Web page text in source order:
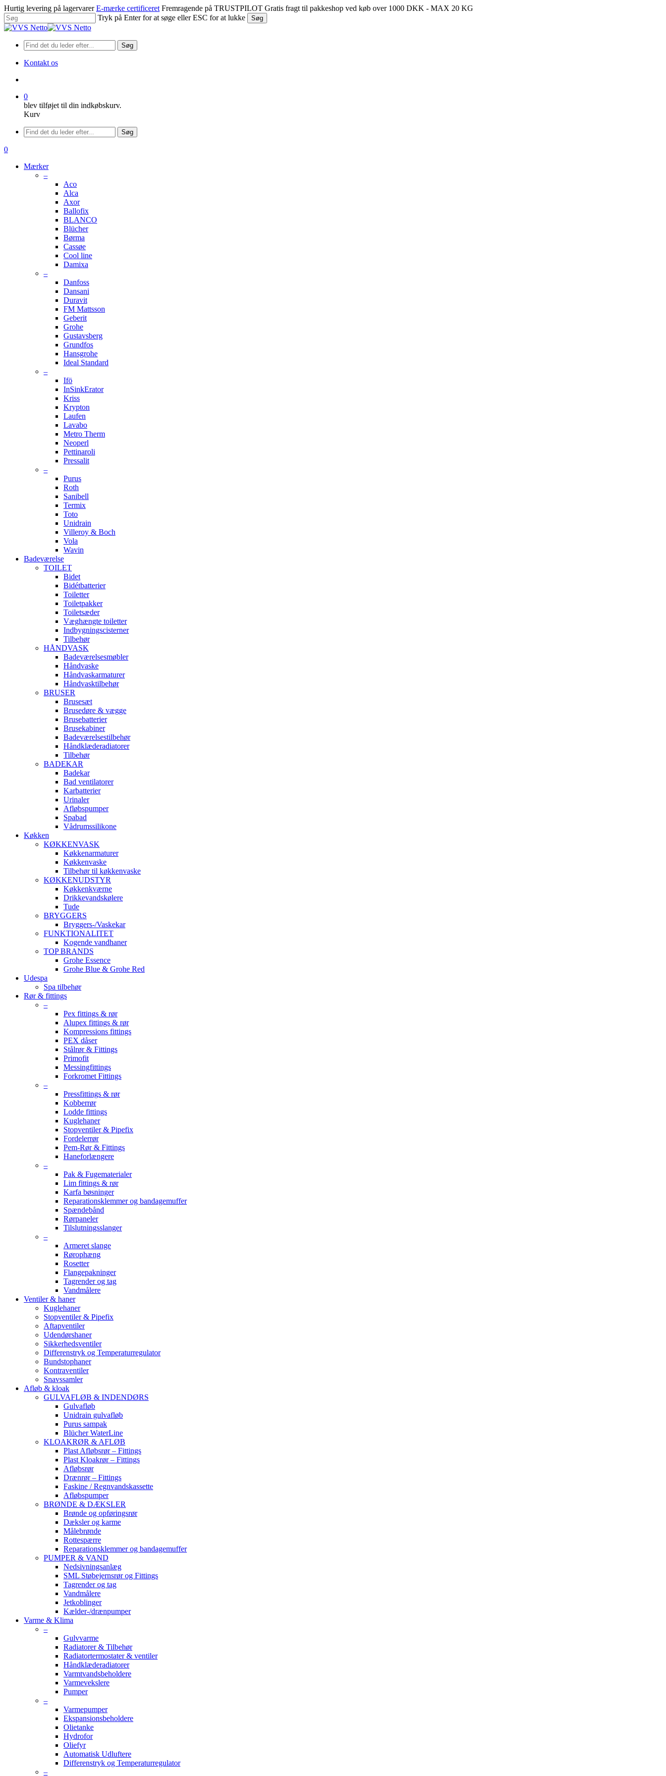
Spring
til
hovedindhold
Hurtig levering på lagervarer E-mærke certificeret Fremragende på TRUSTPILOT Gratis fragt til pakkeshop ved køb over 1000 DKK - MAX 20 KG
Tryk på Enter for at søge eller ESC for at lukke
Søg
Luk
Søg
Kontakt os
0
blev tilføjet til din indkøbskurv.
Kurv
Menu
Søg
søge
0
Mærker
–
Aco
Alca
Axor
Ballofix
BLANCO
Blücher
Børma
Cassøe
Cool line
Damixa
–
Danfoss
Dansani
Duravit
FM Mattsson
Geberit
Grohe
Gustavsberg
Grundfos
Hansgrohe
Ideal Standard
–
Ifö
InSinkErator
Kriss
Krypton
Laufen
Lavabo
Metro Therm
Neoperl
Pettinaroli
Pressalit
–
Purus
Roth
Sanibell
Termix
Toto
Unidrain
Villeroy & Boch
Vola
Wavin
Badeværelse
TOILET
Bidet
Bidétbatterier
Toiletter
Toiletpakker
Toiletsæder
Væghængte toiletter
Indbygningscisterner
Tilbehør
HÅNDVASK
Badeværelsesmøbler
Håndvaske
Håndvaskarmaturer
Håndvasktilbehør
BRUSER
Brusesæt
Brusedøre & vægge
Brusebatterier
Brusekabiner
Badeværelsestilbehør
Håndklæderadiatorer
Tilbehør
BADEKAR
Badekar
Bad ventilatorer
Karbatterier
Urinaler
Afløbspumper
Spabad
Vådrumssilikone
Køkken
KØKKENVASK
Køkkenarmaturer
Køkkenvaske
Tilbehør til køkkenvaske
KØKKENUDSTYR
Køkkenkværne
Drikkevandskølere
Tude
BRYGGERS
Bryggers-/Vaskekar
FUNKTIONALITET
Kogende vandhaner
TOP BRANDS
Grohe Essence
Grohe Blue & Grohe Red
Udespa
Spa tilbehør
Rør & fittings
–
Pex fittings & rør
Alupex fittings & rør
Kompressions fittings
PEX dåser
Stålrør & Fittings
Primofit
Messingfittings
Forkromet Fittings
–
Pressfittings & rør
Kobberrør
Lodde fittings
Kuglehaner
Stopventiler & Pipefix
Fordelerrør
Pem-Rør & Fittings
Haneforlængere
–
Pak & Fugematerialer
Lim fittings & rør
Karfa bøsninger
Reparationsklemmer og bandagemuffer
Spændebånd
Rørpaneler
Tilslutningsslanger
–
Armeret slange
Rørophæng
Rosetter
Flangepakninger
Tagrender og tag
Vandmålere
Ventiler & haner
Kuglehaner
Stopventiler & Pipefix
Aftapventiler
Udendørshaner
Sikkerhedsventiler
Differenstryk og Temperaturregulator
Bundstophaner
Kontraventiler
Snavssamler
Afløb & kloak
GULVAFLØB & INDENDØRS
Gulvafløb
Unidrain gulvafløb
Purus sampak
Blücher WaterLine
KLOAKRØR & AFLØB
Plast Afløbsrør – Fittings
Plast Kloakrør – Fittings
Afløbsrør
Drænrør – Fittings
Faskine / Regnvandskassette
Afløbspumper
BRØNDE & DÆKSLER
Brønde og opføringsrør
Dæksler og karme
Målebrønde
Rottespærre
Reparationsklemmer og bandagemuffer
PUMPER & VAND
Nedsivningsanlæg
SML Støbejernsrør og Fittings
Tagrender og tag
Vandmålere
Jetkoblinger
Kælder-/drænpumper
Varme & Klima
–
Gulvvarme
Radiatorer & Tilbehør
Radiatortermostater & ventiler
Håndklæderadiatorer
Varmtvandsbeholdere
Varmevekslere
Pumper
–
Varmepumper
Ekspansionsbeholdere
Olietanke
Hydrofor
Oliefyr
Automatisk Udluftere
Differenstryk og Temperaturregulator
–